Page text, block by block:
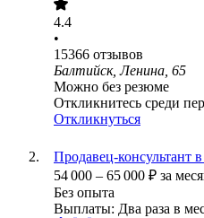
4.4
•
15366 отзывов
Балтийск, Ленина, 65
Можно без резюме
Откликнитесь среди
Откликнуться
Продавец-консультант
54 000 – 65 000 ₽ за
Без опыта
Выплаты: Два раза в